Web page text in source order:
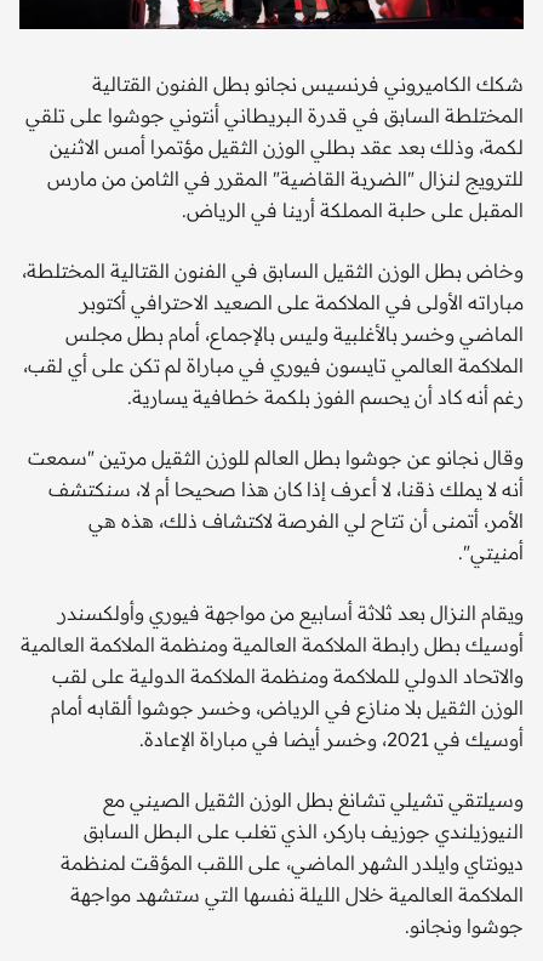
شكك الكاميروني فرنسيس نجانو بطل الفنون القتالية
المختلطة السابق في قدرة البريطاني أنتوني جوشوا على تلقي
لكمة، وذلك بعد عقد بطلي الوزن الثقيل مؤتمرا أمس الاثنين
للترويج لنزال "الضربة القاضية" المقرر في الثامن من مارس
المقبل على حلبة المملكة أرينا في الرياض.
وخاض بطل الوزن الثقيل السابق في الفنون القتالية المختلطة،
مباراته الأولى في الملاكمة على الصعيد الاحترافي أكتوبر
الماضي وخسر بالأغلبية وليس بالإجماع، أمام بطل مجلس
الملاكمة العالمي تايسون فيوري في مباراة لم تكن على أي لقب،
رغم أنه كاد أن يحسم الفوز بلكمة خطافية يسارية.
وقال نجانو عن جوشوا بطل العالم للوزن الثقيل مرتين "سمعت
أنه لا يملك ذقنا، لا أعرف إذا كان هذا صحيحا أم لا، سنكتشف
الأمر، أتمنى أن تتاح لي الفرصة لاكتشاف ذلك، هذه هي
أمنيتي".
ويقام النزال بعد ثلاثة أسابيع من مواجهة فيوري وأولكسندر
أوسيك بطل رابطة الملاكمة العالمية ومنظمة الملاكمة العالمية
والاتحاد الدولي للملاكمة ومنظمة الملاكمة الدولية على لقب
الوزن الثقيل بلا منازع في الرياض، وخسر جوشوا ألقابه أمام
أوسيك في 2021، وخسر أيضا في مباراة الإعادة.
وسيلتقي تشيلي تشانغ بطل الوزن الثقيل الصيني مع
النيوزيلندي جوزيف باركر، الذي تغلب على البطل السابق
ديونتاي وايلدر الشهر الماضي، على اللقب المؤقت لمنظمة
الملاكمة العالمية خلال الليلة نفسها التي ستشهد مواجهة
جوشوا ونجانو.